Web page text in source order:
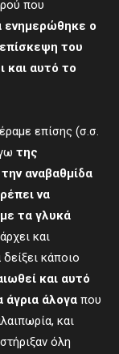
που
ενημερώθηκε ο
του
και αυτό το
επίσης (σ.σ.
της
αναβαθμίδα
να
τα γλυκά
και
κάποιο
και αυτό
άγρια άλογα που
και
όλη